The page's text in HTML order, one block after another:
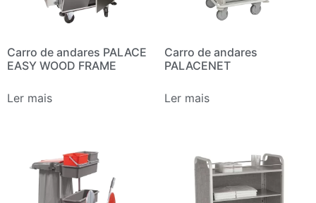
Carro de andares PALACE
EASY WOOD FRAME
Ler mais
Carro de andares
PALACENET
Ler mais